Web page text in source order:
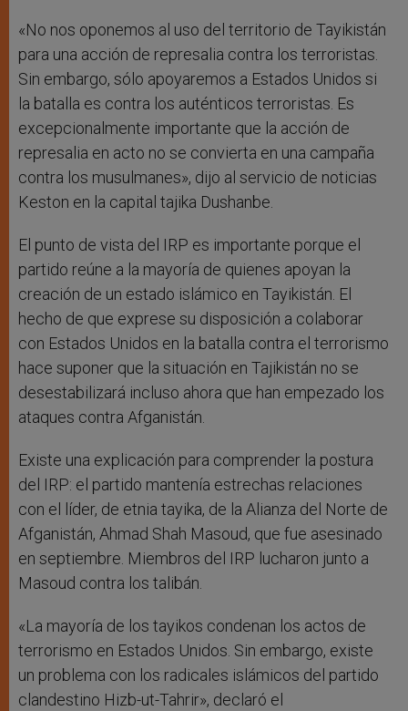
«No nos oponemos al uso del territorio de Tayikistán
para una acción de represalia contra los terroristas.
Sin embargo, sólo apoyaremos a Estados Unidos si
la batalla es contra los auténticos terroristas. Es
excepcionalmente importante que la acción de
represalia en acto no se convierta en una campaña
contra los musulmanes», dijo al servicio de noticias
Keston en la capital tajika Dushanbe.
El punto de vista del IRP es importante porque el
partido reúne a la mayoría de quienes apoyan la
creación de un estado islámico en Tayikistán. El
hecho de que exprese su disposición a colaborar
con Estados Unidos en la batalla contra el terrorismo
hace suponer que la situación en Tajikistán no se
desestabilizará incluso ahora que han empezado los
ataques contra Afganistán.
Existe una explicación para comprender la postura
del IRP: el partido mantenía estrechas relaciones
con el líder, de etnia tayika, de la Alianza del Norte de
Afganistán, Ahmad Shah Masoud, que fue asesinado
en septiembre. Miembros del IRP lucharon junto a
Masoud contra los talibán.
«La mayoría de los tayikos condenan los actos de
terrorismo en Estados Unidos. Sin embargo, existe
un problema con los radicales islámicos del partido
clandestino Hizb-ut-Tahrir», declaró el